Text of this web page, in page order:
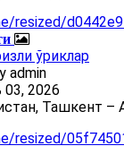
ўриклар
admin
2026
Ташкент –